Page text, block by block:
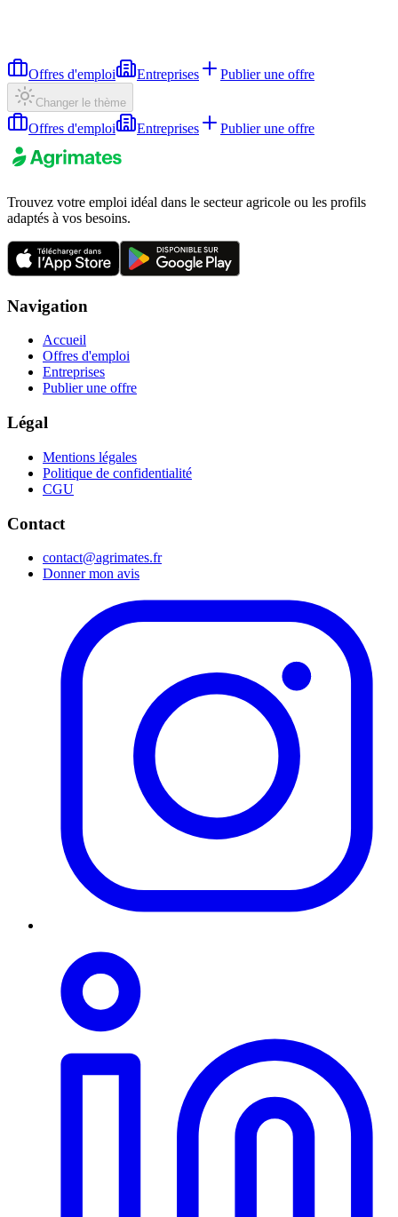
Offres d'emploi Entreprises Publier une offre
Changer le thème
Offres d'emploi Entreprises Publier une offre
Trouvez votre emploi idéal dans le secteur agricole ou les profils
adaptés à vos besoins.
Navigation
Accueil
Offres d'emploi
Entreprises
Publier une offre
Légal
Mentions légales
Politique de confidentialité
CGU
Contact
contact@agrimates.fr
Donner mon avis